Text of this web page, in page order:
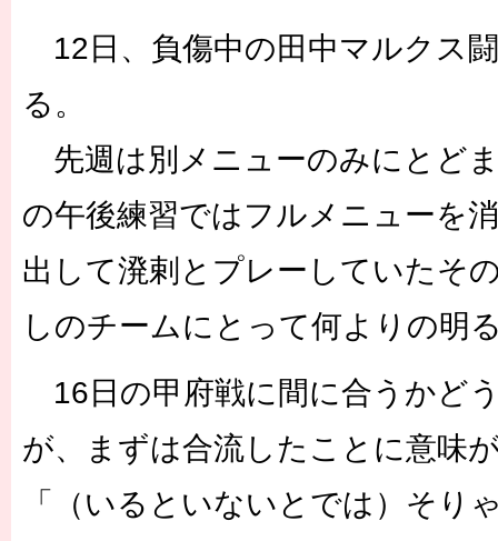
12日、負傷中の田中マルクス
る。
先週は別メニューのみにとど
の午後練習ではフルメニューを
出して溌剌とプレーしていたそ
しのチームにとって何よりの明
16日の甲府戦に間に合うかど
が、まずは合流したことに意味
「（いるといないとでは）そり